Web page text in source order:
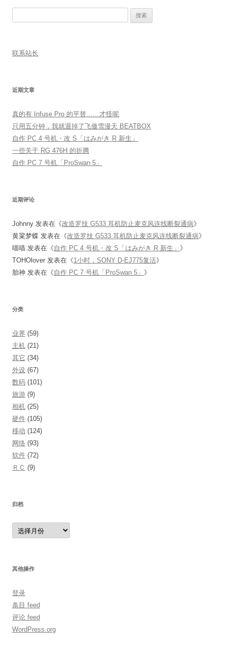
联系站长
近期文章
真的有 Infuse Pro 的平替……才怪呢
只用五分钟，我就退掉了飞傲雪漫天 BEATBOX
自作 PC 4 号机・改 S「はみがき R 新生」
一些关于 RG 476H 的折腾
自作 PC 7 号机「ProSwan 5」
近期评论
Johnny 发表在《改造罗技 G533 耳机防止麦克风连线断裂通病》
黄粱梦蝶 发表在《改造罗技 G533 耳机防止麦克风连线断裂通病》
喵喵 发表在《自作 PC 4 号机・改 S「はみがき R 新生」 》
TOHOlover 发表在《1小时，SONY D-EJ775复活》
胎神 发表在《自作 PC 7 号机「ProSwan 5」 》
分类
业界 (59)
主机 (21)
其它 (34)
外设 (67)
数码 (101)
旅游 (9)
相机 (25)
硬件 (105)
移动 (124)
网络 (93)
软件 (72)
ＲＣ (9)
归档
归
档
其他操作
登录
条目 feed
评论 feed
WordPress.org